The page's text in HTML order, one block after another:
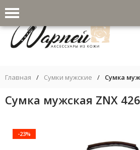
Главная / Сумки мужские / Сумка
Сумка мужская ZNX
-23%